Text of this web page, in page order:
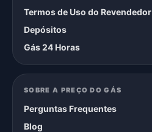
Termos de Uso do Revendedor
Depósitos
Gás 24 Horas
SOBRE A PREÇO DO GÁS
Perguntas Frequentes
Blog